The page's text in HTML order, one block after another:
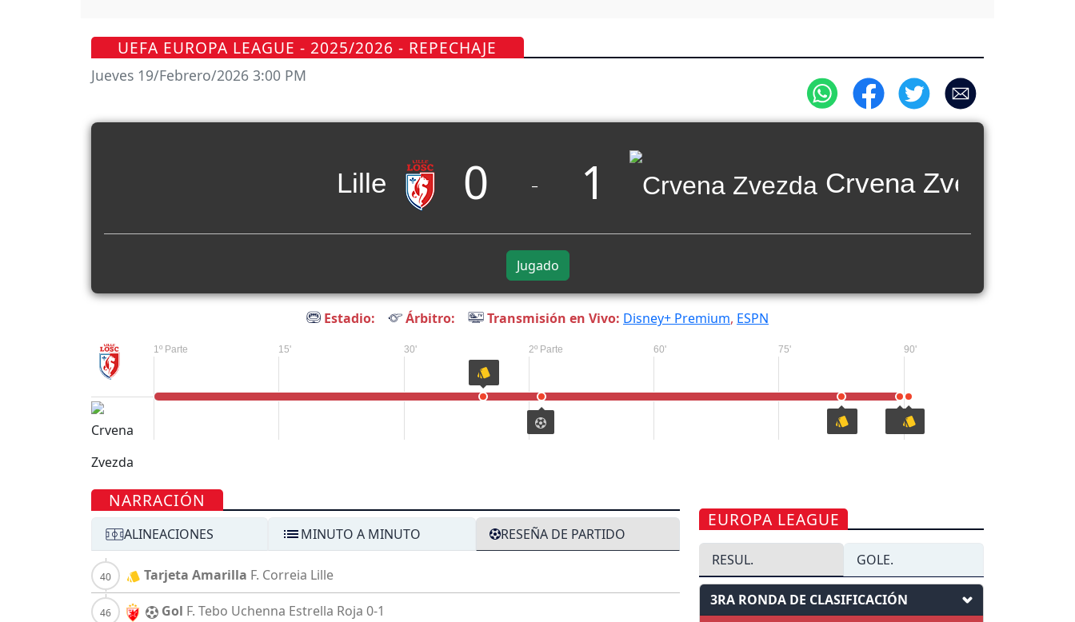
UEFA EUROPA LEAGUE - 2025/2026 - REPECHAJE
Jueves 19/Febrero/2026 3:00 PM
Lille 0 1 Crvena Zvezda
Jugado
Estadio: Árbitro: Transmisión en Vivo: Disney+ Premium, ESPN
1º Parte 15' 30' 2º Parte 60' 75' 90'
NARRACIÓN
ALINEACIONES MINUTO A MINUTO RESEÑA DE PARTIDO
Tarjeta Amarilla F. Correia Lille
Gol F. Tebo Uchenna Estrella Roja 0-1
EUROPA LEAGUE
RESUL. GOLE.
3RA RONDA DE CLASIFICACIÓN